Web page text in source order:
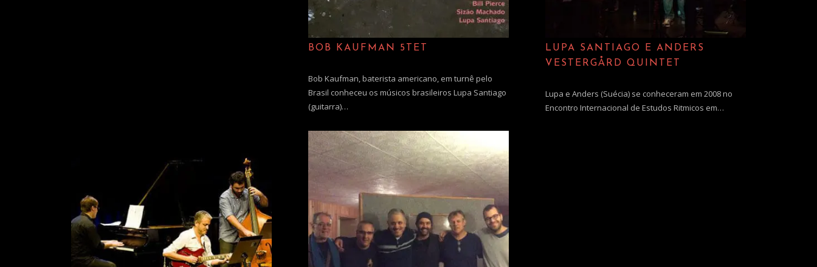
BOB KAUFMAN 5TET
Bob Kaufman, baterista americano, em turnê pelo
Brasil conheceu os músicos brasileiros Lupa Santiago
(guitarra)…
LUPA SANTIAGO E ANDERS
VESTERGÅRD QUINTET
Lupa e Anders (Suécia) se conheceram em 2008 no
Encontro Internacional de Estudos Ritmicos em…